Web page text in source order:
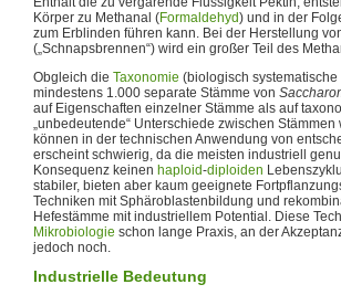
Körper zu Methanal (Formaldehyd) und in der
zum Erblinden führen kann. Bei der Herstellung
(„Schnapsbrennen“) wird ein großer Teil des
Obgleich die Taxonomie (biologisch
mindestens 1.000 separate Stämme von
auf Eigenschaften einzelner Stämme als auf
„unbedeutende“ Unterschiede zwischen
können in der technischen Anwendung von
erscheint schwierig, da die meisten industriell
Konsequenz keinen haploid-diploiden
stabiler, bieten aber kaum geeignete
Techniken mit Sphäroblastenbildung und
Hefestämme mit industriellem Potential. Diese
Mikrobiologie schon lange Praxis, an der
jedoch noch.
Industrielle Bedeutung